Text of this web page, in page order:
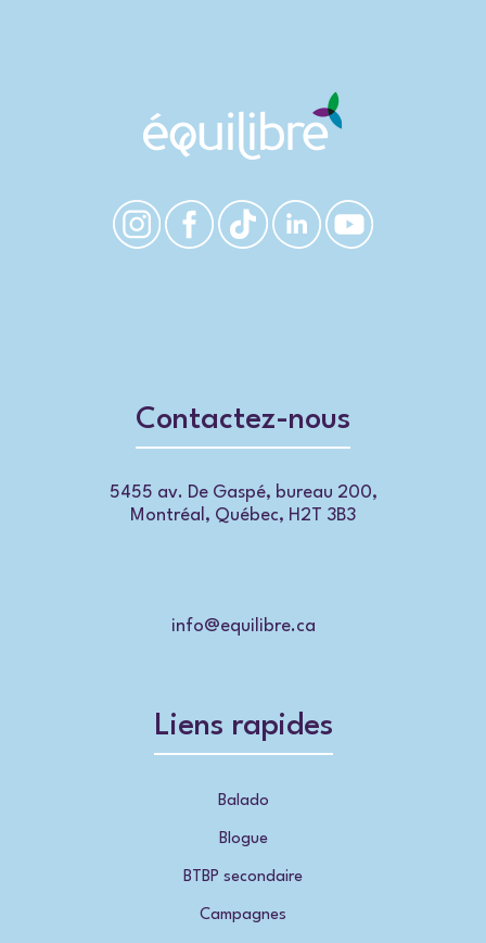
Contactez-nous
5455 av. De Gaspé, bureau 200,
Montréal, Québec, H2T 3B3
info@equilibre.ca
Liens rapides
Balado
Blogue
BTBP secondaire
Campagnes